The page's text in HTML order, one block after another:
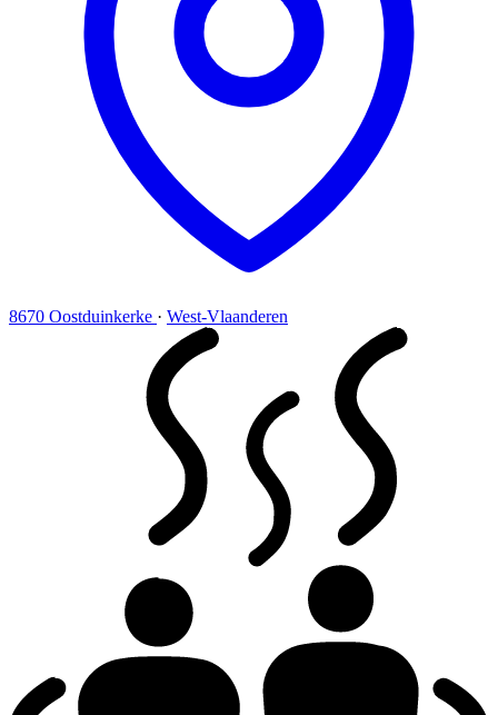
8670 Oostduinkerke · West-Vlaanderen